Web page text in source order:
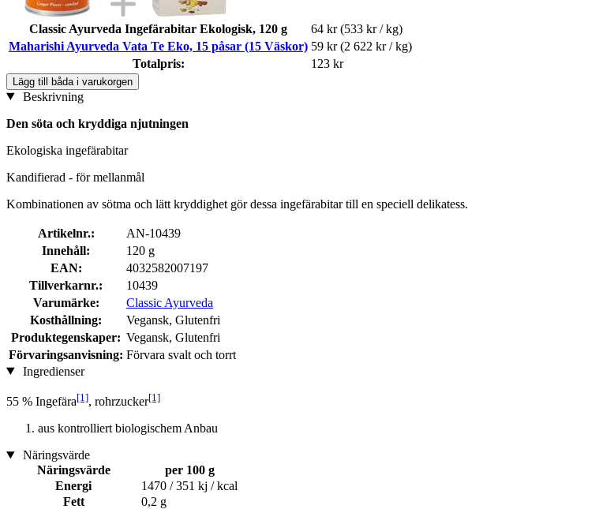
Classic Ayurveda Ingefärabitar Ekologisk, 120 g 64 kr (533 kr / kg)
Maharishi Ayurveda Vata Te Eko, 15 påsar (15 Väskor) 59 kr (2 622 kr / kg)
Totalpris:
123 kr
Lägg till båda i varukorgen
Beskrivning
Den söta och kryddiga njutningen
Ekologiska ingefärabitar
Kandifierad - för mellanmål
Kombinationen av sötma och lätt kryddighet gör dessa ingefärabitar till en speciell delikatess.
Artikelnr.:
AN-10439
Innehåll:
120 g
EAN:
4032582007197
Tillverkarnr.:
10439
Varumärke:
Classic Ayurveda
Kosthållning:
Vegansk, Glutenfri
Produktegenskaper: Vegansk, Glutenfri
Förvaringsanvisning: Förvara svalt och torrt
Ingredienser
55 % Ingefära[1], rohrzucker[1]
aus kontrolliert biologischem Anbau
Näringsvärde
Näringsvärde
per 100 g
Energi
1470 / 351 kj / kcal
Fett
0,2 g